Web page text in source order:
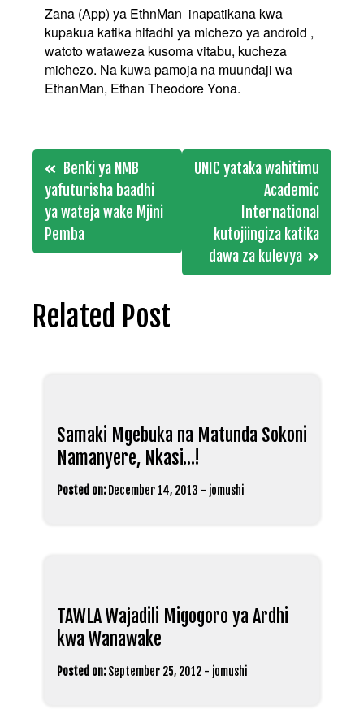
Zana (App) ya EthnMan inapatikana kwa
kupakua katika hifadhi ya michezo ya android ,
watoto wataweza kusoma vitabu, kucheza
michezo. Na kuwa pamoja na muundaji wa
EthanMan, Ethan Theodore Yona.
Post
navigation
Benki ya NMB
yafuturisha baadhi
ya wateja wake Mjini
Pemba
UNIC yataka wahitimu
Academic
International
kutojiingiza katika
dawa za kulevya
Related Post
Samaki Mgebuka na Matunda Sokoni
Namanyere, Nkasi…!
Posted on: December 14, 2013 - jomushi
TAWLA Wajadili Migogoro ya Ardhi
kwa Wanawake
Posted on: September 25, 2012 - jomushi